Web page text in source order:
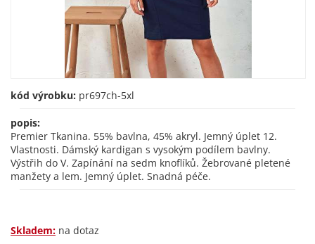
kód výrobku: pr697ch-5xl
popis:
Premier Tkanina. 55% bavlna, 45% akryl. Jemný úplet 12.
Vlastnosti. Dámský kardigan s vysokým podílem bavlny.
Výstřih do V. Zapínání na sedm knoflíků. Žebrované pletené
manžety a lem. Jemný úplet. Snadná péče.
Skladem: na dotaz